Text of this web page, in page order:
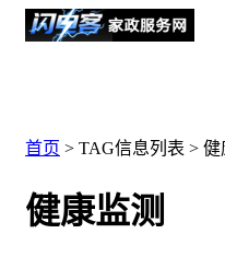
首页 > TAG信息列表 > 健
健康监测